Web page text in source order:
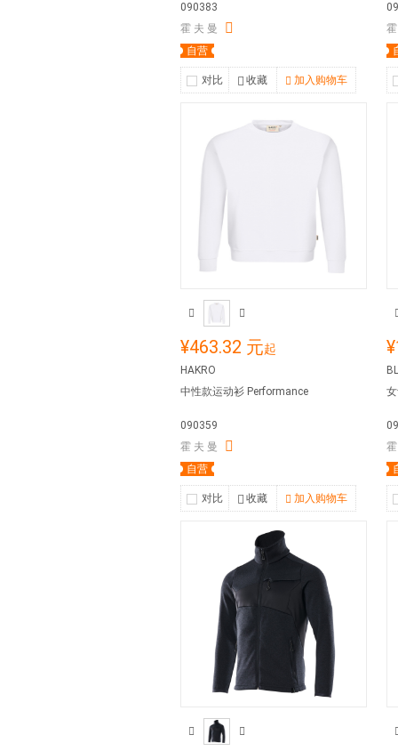
090383
霍 夫 曼
自营
对比 收藏 加入购物车
¥463.32 元起
HAKRO
中性款运动衫 Performance
090359
霍 夫 曼
自营
对比 收藏 加入购物车